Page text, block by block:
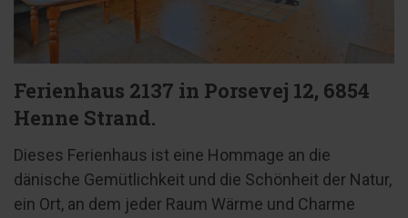
Ferienhaus 2137 in Porsevej 12, 6854
Henne Strand.
Dieses Ferienhaus ist eine Hommage an die
dänische Gemütlichkeit und die Schönheit der Natur,
ein Ort, an dem jeder Raum Wärme und Charme